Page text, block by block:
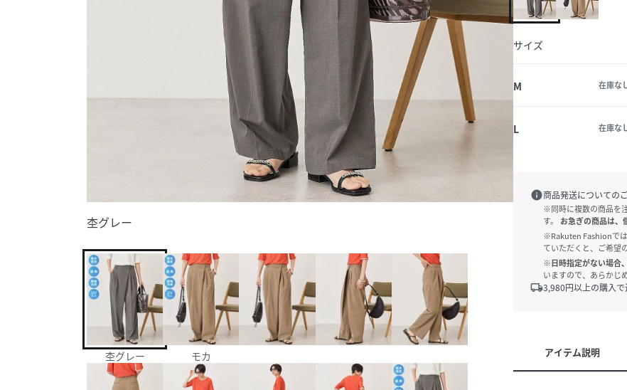
杢グレー
杢グレー モカ
サイズ
M 在庫な
L 在庫な
info商品発送についての
※同時に複数の商品を
す。
お急ぎの商品は、
※Rakuten Fashionで
ていただくと、ご希望
※日時指定がない場合
いますので、あらかじ
local_shipping3,980円以上の購入
アイテム説明